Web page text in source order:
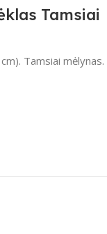
Tamsiai
Tamsiai mėlynas.